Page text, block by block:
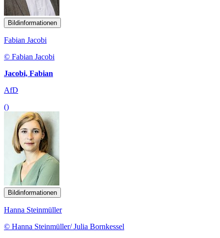
Bildinformationen
Fabian Jacobi
© Fabian Jacobi
Jacobi, Fabian
AfD
()
Bildinformationen
Hanna Steinmüller
© Hanna Steinmüller/ Julia Bornkessel